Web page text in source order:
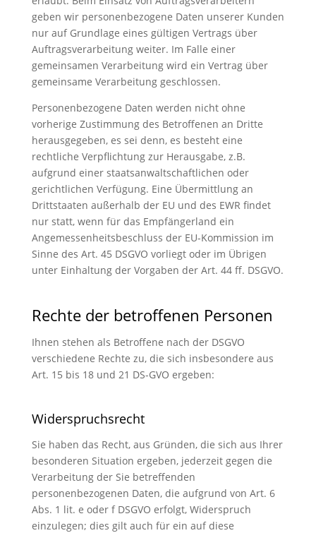
geben wir personenbezogene Daten unserer Kunden
nur auf Grundlage eines gültigen Vertrags über
Auftragsverarbeitung weiter. Im Falle einer
gemeinsamen Verarbeitung wird ein Vertrag über
gemeinsame Verarbeitung geschlossen.
Personenbezogene Daten werden nicht ohne
vorherige Zustimmung des Betroffenen an Dritte
herausgegeben, es sei denn, es besteht eine
rechtliche Verpflichtung zur Herausgabe, z.B.
aufgrund einer staatsanwaltschaftlichen oder
gerichtlichen Verfügung. Eine Übermittlung an
Drittstaaten außerhalb der EU und des EWR findet
nur statt, wenn für das Empfängerland ein
Angemessenheitsbeschluss der EU-Kommission im
Sinne des Art. 45 DSGVO vorliegt oder im Übrigen
unter Einhaltung der Vorgaben der Art. 44 ff. DSGVO.
Rechte der betroffenen Personen
Ihnen stehen als Betroffene nach der DSGVO
verschiedene Rechte zu, die sich insbesondere aus
Art. 15 bis 18 und 21 DS-GVO ergeben:
Widerspruchsrecht
Sie haben das Recht, aus Gründen, die sich aus Ihrer
besonderen Situation ergeben, jederzeit gegen die
Verarbeitung der Sie betreffenden
personenbezogenen Daten, die aufgrund von Art. 6
Abs. 1 lit. e oder f DSGVO erfolgt, Widerspruch
einzulegen; dies gilt auch für ein auf diese